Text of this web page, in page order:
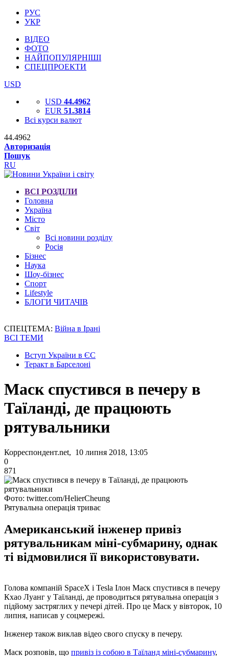
РУС
УКР
ВІДЕО
ФОТО
НАЙПОПУЛЯРНІШІ
СПЕЦПРОЕКТИ
USD
USD 44.4962
EUR 51.3814
Всі курси валют
44.4962
Авторизація
Пошук
RU
ВСІ РОЗДІЛИ
Головна
Україна
Місто
Світ
Всі новини розділу
Росія
Бізнес
Наука
Шоу-бізнес
Спорт
Lifestyle
БЛОГИ ЧИТАЧІВ
СПЕЦТЕМА: Війна в Ірані
ВСІ ТЕМИ
Вступ України в ЄС
Теракт в Барселоні
Маск спустився в печеру в
Таїланді, де працюють
рятувальники
Корреспондент.net, 10 липня 2018, 13:05
0
871
Фото: twitter.com/HelierCheung
Рятувальна операція триває
Американський інженер привіз
рятувальникам міні-субмарину, однак
ті відмовилися її використовувати.
Голова компаній SpaceX і Tesla Ілон Маск спустився в печеру
Кхао Луанг у Таїланді, де проводиться рятувальна операція з
підйому застряглих у печері дітей. Про це Маск у вівторок, 10
липня, написав у соцмережі.
Інженер також виклав відео свого спуску в печеру.
Маск розповів, що привіз із собою в Таїланд міні-субмарину,